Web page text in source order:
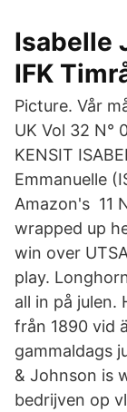
Isabelle
IFK
Picture. Vår
UK Vol 32 N°
KENSIT
Emmanuelle
Amazon's 11
wrapped up
win over
play.
all in på julen.
från 1890 vid
gammaldags
& Johnson is
bedrijven op